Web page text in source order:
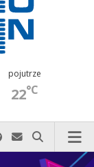
pojutrze
22°C
zadzwoń
u
X
nas na Instagram-ie
nas na TikTok-u
Szukaj nas na Spotify
Wyślij do nas
Szukaj